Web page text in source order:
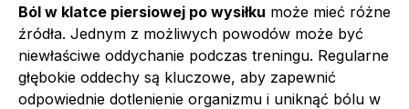
Ból w klatce piersiowej po wysiłku może mieć różne
źródła. Jednym z możliwych powodów może być
niewłaściwe oddychanie podczas treningu. Regularne
głębokie oddechy są kluczowe, aby zapewnić
odpowiednie dotlenienie organizmu i uniknąć bólu w